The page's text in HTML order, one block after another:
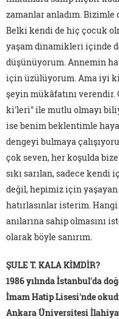
zamanlar anladım. Bizimle
Belki kendi de hiç çocuk
yaşam dinamikleri içinde
düşünüyorum. Annemin
için üzülüyorum. Ama iyi
şeyin mükâfatını verendir.
ki'leri" ile mutlu olmayı
ise benim beklentimle
dengeyi bulmaya
çok seven, her koşulda
sıkı sarılan, sadece kendi
değil, hepimiz için
hatırlasınlar isterim.
anılarına sahip olmasını
olarak böyle sanırım.
ŞULE T. KALA KİMDİR?
1986 yılında İstanbul'da
İmam Hatip Lisesi'nde
Ankara Üniversitesi